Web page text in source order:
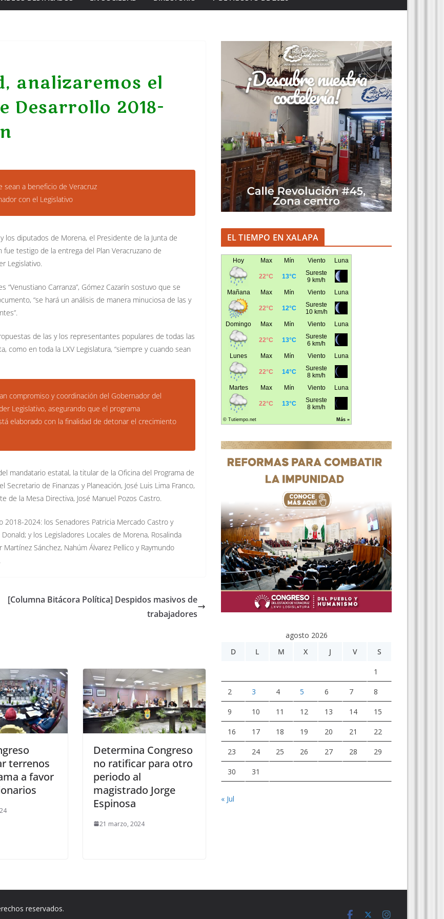
analizaremos el
Desarrollo 2018-
sean a beneficio de Veracruz
con el Legislativo
los diputados de Morena, el Presidente de la Junta de
fue testigo de la entrega del Plan Veracruzano de
Legislativo.
Carranza”, Gómez Cazarín sostuvo que se
“se hará un análisis de manera minuciosa de las y
de las y los representantes populares de todas las
como en toda la LXV Legislatura, “siempre y cuando sean
compromiso y coordinación del Gobernador del
Legislativo, asegurando que el programa
elaborado con la finalidad de detonar el crecimiento
mandatario estatal, la titular de la Oficina del Programa de
de Finanzas y Planeación, José Luis Lima Franco,
la Mesa Directiva, José Manuel Pozos Castro.
2018-2024: los Senadores Patricia Mercado Castro y
y los Legisladores Locales de Morena, Rosalinda
Sánchez, Nahúm Álvarez Pellico y Raymundo
[Columna Bitácora Política] Despidos masivos de
trabajadores
terrenos
a favor
Determina Congreso
no ratificar para otro
periodo al
magistrado Jorge
Espinosa
21 marzo, 2024
EL TIEMPO EN XALAPA
agosto 2026
D
L M X J V S
1
2 3 4 5 6 7 8
9 10 11 12 13 14 15
16 17 18 19 20 21 22
23 24 25 26 27 28 29
30 31
« Jul
reservados.